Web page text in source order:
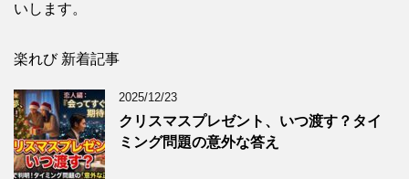
いします。
楽れび 新着記事
2025/12/23
クリスマスプレゼント、いつ渡す？タイ
ミング問題の意外な答え